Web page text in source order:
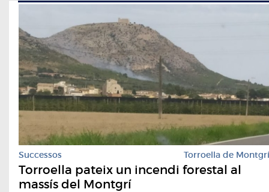
Successos Torroella de Montgrí
Torroella pateix un incendi forestal al
massís del Montgrí